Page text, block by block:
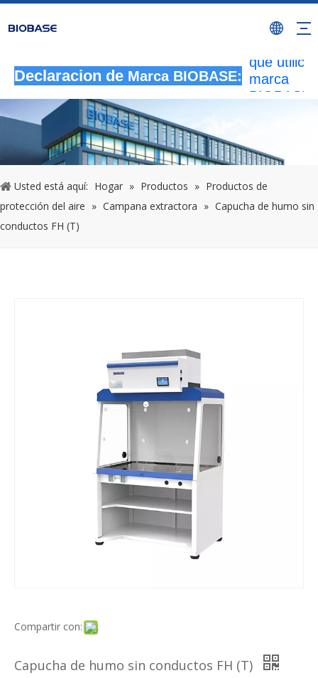
Declaracion de Marca BIOBASE:
Todas las
que
marca
BIOBASE
legal.
Usted está aquí: Hogar » Productos » Productos de
protección del aire » Campana extractora » Capucha de humo sin
conductos FH (T)
Compartir con:
Capucha de humo sin conductos FH (T)